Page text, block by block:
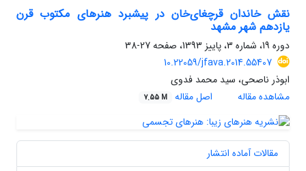
نقش خاندان قرچغای‌خان در پیشبرد هنرهای مکتوب قرن
یازدهم شهر مشهد
دوره 19، شماره 3، پاییز 1393، صفحه
27-38
10.22059/jfava.2014.55407
ابوذر ناصحی، سید محمد فدوی
مشاهده مقاله
اصل مقاله 7.55 M
مقالات آماده انتشار